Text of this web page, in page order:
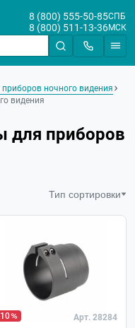
8 (800) 555-50-85СПБ
8 (800) 511-13-36МСК
ночного видения
видения
для приборов
Тип сортировки
Арт. 28284